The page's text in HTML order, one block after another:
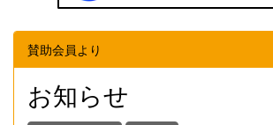
賛助会員より
お知らせ